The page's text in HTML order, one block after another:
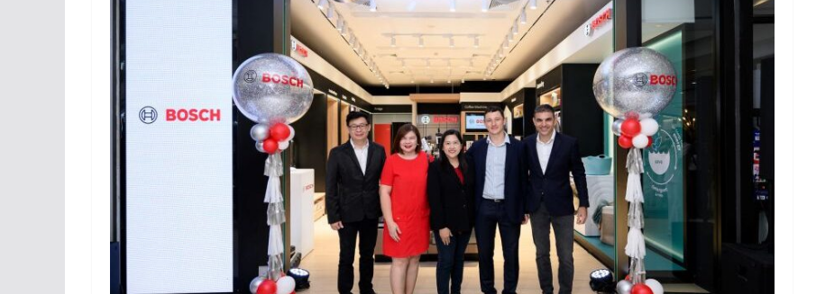
June 8, 2026 ConstructionThailand
MINING
วารสารเหมืองแร่ : ปีที่ 15
ฉบับที่ 3 พฤษภาคม-
มิถุนายน 2568
July 21, 2025 ConstructionThailand